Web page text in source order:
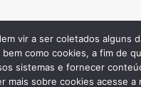
vir a ser coletados alguns
como cookies, a fim de
sistemas e fornecer
mais sobre cookies acesse a